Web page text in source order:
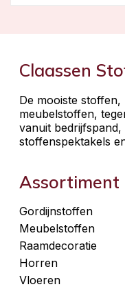
Claassen
De mooiste
meubelstoffen,
vanuit
stoffenspektakels
Assortiment
Gordijnstoffen
Meubelstoffen
Raamdecoratie
Horren
Vloeren